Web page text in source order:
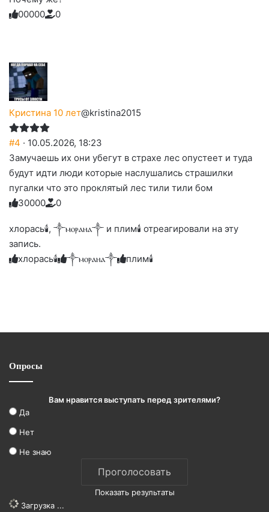
Голосуйте
0
Нажмите
0
Нажмите
слез
0
Нажмите
0
Нажмите
0
Нажмите
0
Кристина 10 лет@kristina2015
#4 · 10.05.2026, 18:23
Замучаешь их они убегут в страхе лес опустеет и туда
будут идти люди которые наслушались страшилки
пугалки что это проклятый лес тили тили бом
Голосуйте
вверх.
3
Нажмите
реакцию:
улыбаюсь
0
Нажмите
реакцию:
смеюсь
до
слез
0
Нажмите
реакцию:
печаль
0
Нажмите
реакцию:
плачу
0
Нажмите
благодарю
0
хлорась🕯, ༒ⲙⲟⲣⲁⲏⲁ༒ и плим🕯️ отреагировали на эту
запись.
хлорась🕯
༒ⲙⲟⲣⲁⲏⲁ༒ плим🕯️
Опросы
Вам нравится выступать перед зрителями?
Да
Нет
Не знаю
Показать результаты
Загрузка ...